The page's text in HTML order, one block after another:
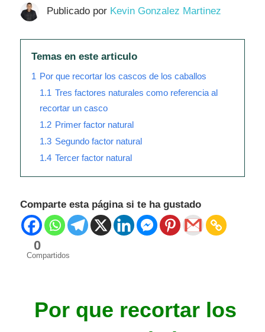
Publicado por Kevin Gonzalez Martinez
Temas en este articulo
1 Por que recortar los cascos de los caballos
1.1 Tres factores naturales como referencia al
recortar un casco
1.2 Primer factor natural
1.3 Segundo factor natural
1.4 Tercer factor natural
Comparte esta página si te ha gustado
0
Compartidos
Por que recortar los